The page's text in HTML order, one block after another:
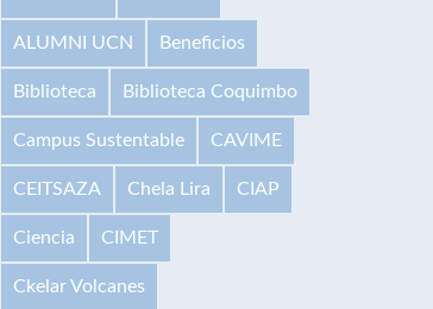
ALUMNI UCN Beneficios
Biblioteca Biblioteca Coquimbo
Campus Sustentable CAVIME
CEITSAZA Chela Lira CIAP
Ciencia CIMET
Ckelar Volcanes